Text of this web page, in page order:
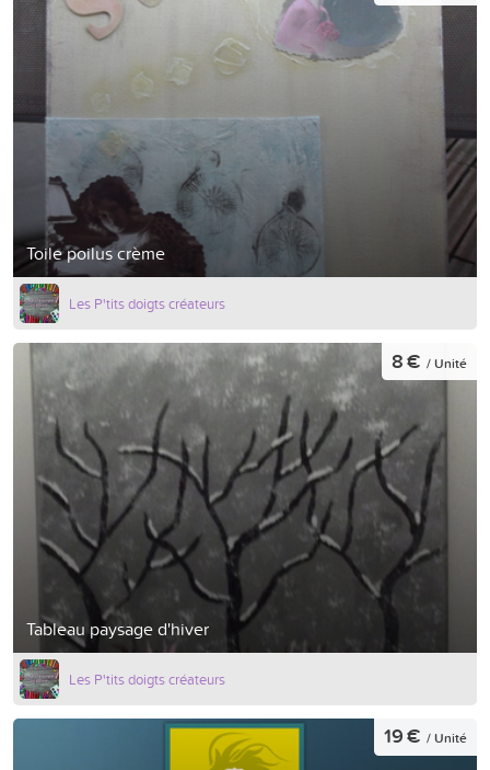
Toile poilus crème
Les P'tits doigts créateurs
Tableau paysage d'hiver
8 € / Unité
Les P'tits doigts créateurs
19 € / Unité